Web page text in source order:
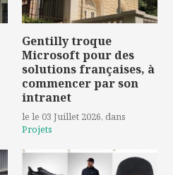
Gentilly troque
Microsoft pour des
solutions françaises, à
commencer par son
intranet
le le 03 Juillet 2026, dans
Projets